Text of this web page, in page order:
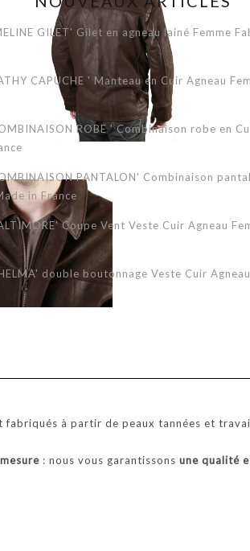
à partir de peaux tannées et
: nous vous garantissons une qualité
GILET' Gilet en agneau lainé Femme
CAPUCHE ' Manteau en Cuir Agneau
ROBE ' Combinaison robe en
PANTALON' Combinaison
in France
Coupe Vent Veste Cuir Agneau
double boutonnage Veste Cuir